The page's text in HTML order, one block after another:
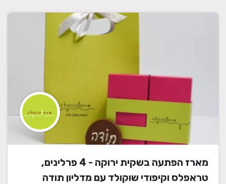
מארז הפתעה בשקית ירוקה - 4 פרלינים,
טראפלס וקיפודי שוקולד עם מדליון תודה